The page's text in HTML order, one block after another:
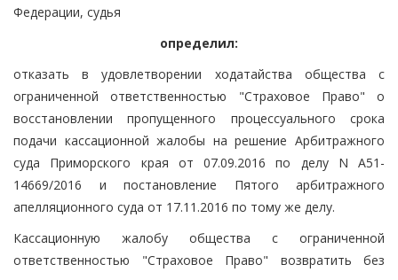
Федерации, судья
определил:
отказать в удовлетворении ходатайства общества с
ограниченной ответственностью "Страховое Право" о
восстановлении пропущенного процессуального срока
подачи кассационной жалобы на решение Арбитражного
суда Приморского края от 07.09.2016 по делу N А51-
14669/2016 и постановление Пятого арбитражного
апелляционного суда от 17.11.2016 по тому же делу.
Кассационную жалобу общества с ограниченной
ответственностью "Страховое Право" возвратить без